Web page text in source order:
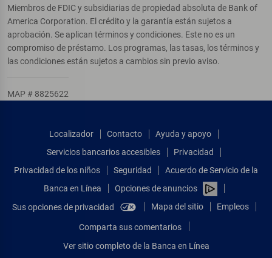
Miembros de FDIC y subsidiarias de propiedad absoluta de Bank of
America Corporation. El crédito y la garantía están sujetos a
aprobación. Se aplican términos y condiciones. Este no es un
compromiso de préstamo. Los programas, las tasas, los términos y
las condiciones están sujetos a cambios sin previo aviso.
MAP # 8825622
Localizador Contacto
Ayuda y apoyo
Servicios bancarios accesibles
Privacidad
Privacidad de los niños
Seguridad
Acuerdo de Servicio de la
Banca en Línea
Opciones de anuncios
Sus opciones de privacidad
Mapa del sitio Empleos
Comparta sus comentarios
Ver sitio completo de la Banca en Línea